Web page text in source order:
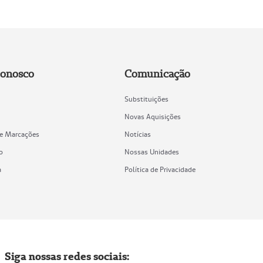
Marcações
Comunicação
Substituições
Novas Aquisições
Notícias
Nossas Unidades
Política de Privacidade
Siga nossas redes sociais: